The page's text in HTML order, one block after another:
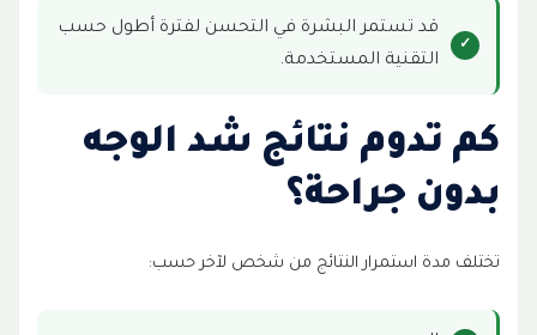
قد تستمر البشرة في التحسن لفترة أطول حسب
التقنية المستخدمة.
كم تدوم نتائج شد الوجه
بدون جراحة؟
تختلف مدة استمرار النتائج من شخص لآخر حسب: